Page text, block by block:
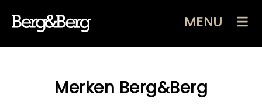
MENU
Merken Berg&Berg